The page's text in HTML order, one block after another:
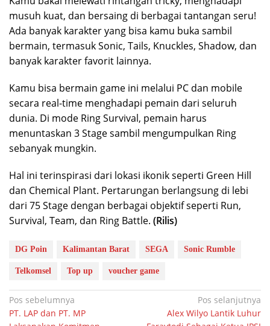
musuh kuat, dan bersaing di berbagai tantangan seru!
Ada banyak karakter yang bisa kamu buka sambil
bermain, termasuk Sonic, Tails, Knuckles, Shadow, dan
banyak karakter favorit lainnya.
Kamu bisa bermain game ini melalui PC dan mobile
secara real-time menghadapi pemain dari seluruh
dunia. Di mode Ring Survival, pemain harus
menuntaskan 3 Stage sambil mengumpulkan Ring
sebanyak mungkin.
Hal ini terinspirasi dari lokasi ikonik seperti Green Hill
dan Chemical Plant. Pertarungan berlangsung di lebi
dari 75 Stage dengan berbagai objektif seperti Run,
Survival, Team, dan Ring Battle. (Rilis)
DG Poin Kalimantan Barat SEGA Sonic Rumble
Telkomsel Top up voucher game
Navigasi
pos
Pos sebelumnya
PT. LAP dan PT. MP
Pos selanjutnya
Alex Wilyo Lantik Luhur